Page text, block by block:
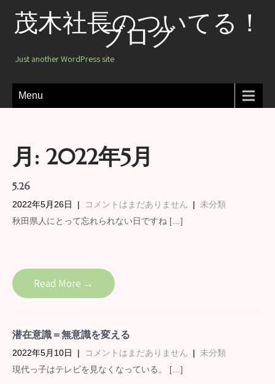
茂木社長のついてる！
ブログ
Just another WordPress site
Menu
月: 2022年5月
5.26
2022年5月26日 | コメントはまだありません | 未分類
秋田県人にとって忘れられない日ですね […]
Read More →
潜在意識＝無意識を変える
2022年5月10日 | コメントはまだありません | 未分類
現代っ子はテレビを見なくなっている。 […]